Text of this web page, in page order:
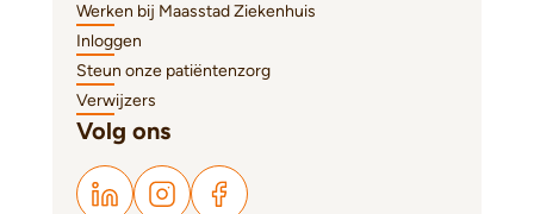
Werken bij Maasstad Ziekenhuis
Inloggen
Steun onze patiëntenzorg
Verwijzers
Volg ons